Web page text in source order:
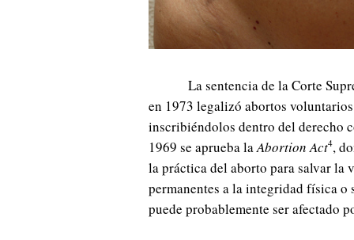
La sentencia de la Corte
en 1973 legalizó abortos
inscribiéndolos dentro del derecho
1969 se aprueba laAbortion Act4,
la práctica del aborto para salvar la
permanentes a la integridad física
puede probablemente ser afectado